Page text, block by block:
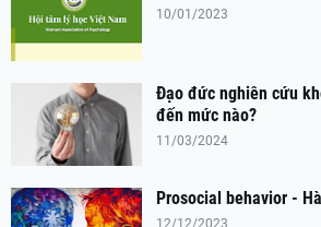
10/01/2023
Đạo đức nghiên cứu
đến mức nào?
11/03/2024
Prosocial behavior -
12/12/2023